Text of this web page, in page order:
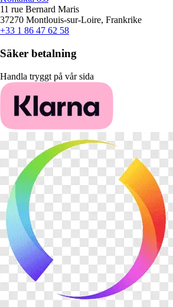
11 rue Bernard Maris
37270 Montlouis-sur-Loire, Frankrike
+33 1 86 47 62 58
Säker betalning
Handla tryggt på vår sida